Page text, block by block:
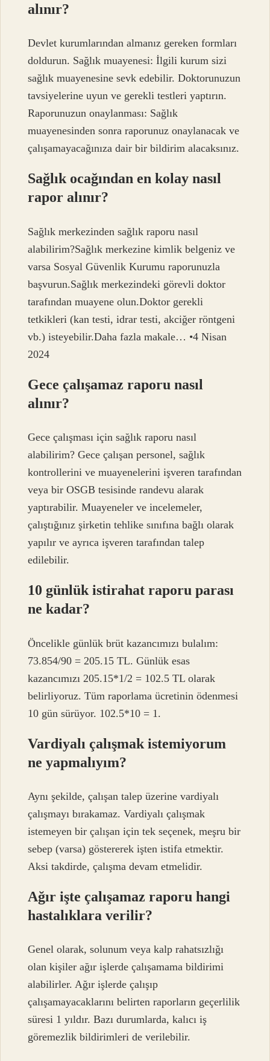
alınır?
Devlet kurumlarından almanız gereken formları
doldurun. Sağlık muayenesi: İlgili kurum sizi
sağlık muayenesine sevk edebilir. Doktorunuzun
tavsiyelerine uyun ve gerekli testleri yaptırın.
Raporunuzun onaylanması: Sağlık
muayenesinden sonra raporunuz onaylanacak ve
çalışamayacağınıza dair bir bildirim alacaksınız.
Sağlık ocağından en kolay nasıl
rapor alınır?
Sağlık merkezinden sağlık raporu nasıl
alabilirim?Sağlık merkezine kimlik belgeniz ve
varsa Sosyal Güvenlik Kurumu raporunuzla
başvurun.Sağlık merkezindeki görevli doktor
tarafından muayene olun.Doktor gerekli
tetkikleri (kan testi, idrar testi, akciğer röntgeni
vb.) isteyebilir.Daha fazla makale… •4 Nisan
2024
Gece çalışamaz raporu nasıl
alınır?
Gece çalışması için sağlık raporu nasıl
alabilirim? Gece çalışan personel, sağlık
kontrollerini ve muayenelerini işveren tarafından
veya bir OSGB tesisinde randevu alarak
yaptırabilir. Muayeneler ve incelemeler,
çalıştığınız şirketin tehlike sınıfına bağlı olarak
yapılır ve ayrıca işveren tarafından talep
edilebilir.
10 günlük istirahat raporu parası
ne kadar?
Öncelikle günlük brüt kazancımızı bulalım:
73.854/90 = 205.15 TL. Günlük esas
kazancımızı 205.15*1/2 = 102.5 TL olarak
belirliyoruz. Tüm raporlama ücretinin ödenmesi
10 gün sürüyor. 102.5*10 = 1.
Vardiyalı çalışmak istemiyorum
ne yapmalıyım?
Aynı şekilde, çalışan talep üzerine vardiyalı
çalışmayı bırakamaz. Vardiyalı çalışmak
istemeyen bir çalışan için tek seçenek, meşru bir
sebep (varsa) göstererek işten istifa etmektir.
Aksi takdirde, çalışma devam etmelidir.
Ağır işte çalışamaz raporu hangi
hastalıklara verilir?
Genel olarak, solunum veya kalp rahatsızlığı
olan kişiler ağır işlerde çalışamama bildirimi
alabilirler. Ağır işlerde çalışıp
çalışamayacaklarını belirten raporların geçerlilik
süresi 1 yıldır. Bazı durumlarda, kalıcı iş
göremezlik bildirimleri de verilebilir.